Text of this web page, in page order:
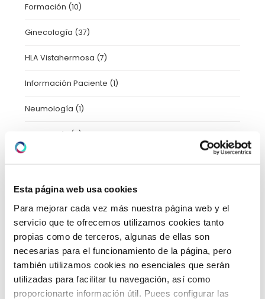
Esta página web usa cookies
Para mejorar cada vez más nuestra página web y el
servicio que te ofrecemos utilizamos cookies tanto
propias como de terceros, algunas de ellas son
necesarias para el funcionamiento de la página, pero
también utilizamos cookies no esenciales que serán
utilizadas para facilitar tu navegación, así como
proporcionarte información útil. Puees configurar las
Formación (10)
Ginecología (37)
HLA Vistahermosa (7)
Información Paciente (1)
Neumología (1)
Neurología (11)
Nutrición
Oftalmología(2)
Patrocinio(7)
Pediatría(25)
Pediatría